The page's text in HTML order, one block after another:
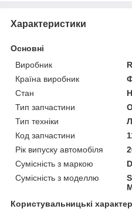
Характеристики
Основні
Виробник
Країна виробник
Стан
Тип запчастини
Тип техніки
Код запчастини
Рік випуску автомобіля
Сумісність з маркою
Сумісність з моделлю
Користувальницькі